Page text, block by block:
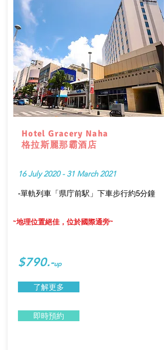
Hotel Gracery Naha
格拉斯麗那霸酒店
16 July 2020 - 31 March 2021
-單軌列車「県庁前駅」下車步行約5分鐘
~地理位置絕佳，位於國際通旁~
$790.-up
了解更多
即時預約